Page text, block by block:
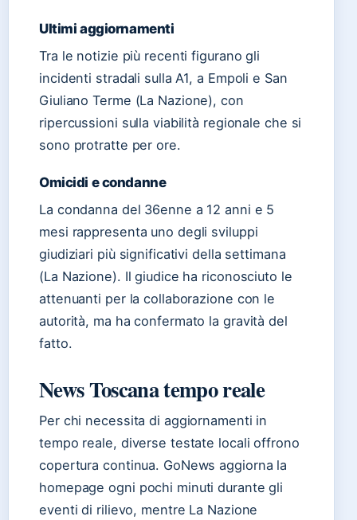
Ultimi aggiornamenti
Tra le notizie più recenti figurano gli
incidenti stradali sulla A1, a Empoli e San
Giuliano Terme (La Nazione), con
ripercussioni sulla viabilità regionale che si
sono protratte per ore.
Omicidi e condanne
La condanna del 36enne a 12 anni e 5
mesi rappresenta uno degli sviluppi
giudiziari più significativi della settimana
(La Nazione). Il giudice ha riconosciuto le
attenuanti per la collaborazione con le
autorità, ma ha confermato la gravità del
fatto.
News Toscana tempo reale
Per chi necessita di aggiornamenti in
tempo reale, diverse testate locali offrono
copertura continua. GoNews aggiorna la
homepage ogni pochi minuti durante gli
eventi di rilievo, mentre La Nazione